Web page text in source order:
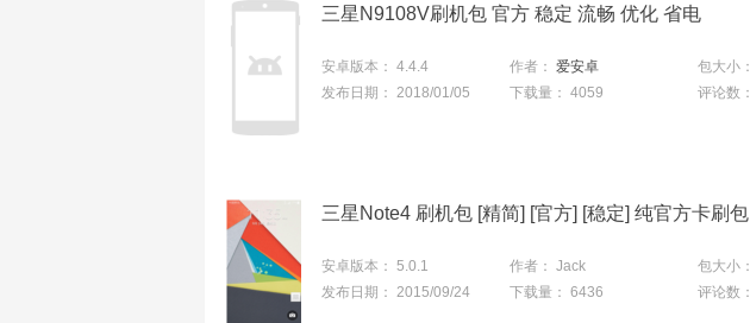
三星N9108V刷机包 官方 稳定 流畅 优化 省电
安卓版本： 4.4.4 作者： 爱安卓 包大小：
发布日期： 2018/01/05 下载量： 4059 评论数：
安卓版本： 5.0.1 作者： Jack 包大小：
发布日期： 2015/09/24 下载量： 6436 评论数：